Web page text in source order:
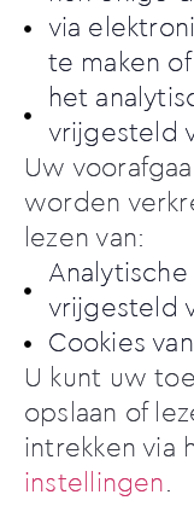
via
te maken
het
vrijgesteld
Uw
worden
lezen van:
vrijgesteld
Cookies
U kunt uw
opslaan of
intrekken via
instellingen